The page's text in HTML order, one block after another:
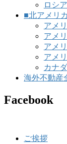
ロシア
■北アメリカ
アメ
アメ
アメ
アメ
カナダ
海外不動産
Facebook
ご挨拶